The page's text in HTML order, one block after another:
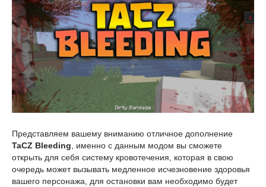
Представляем вашему вниманию отличное дополнение
TaCZ Bleeding, именно с данным модом вы сможете
открыть для себя систему кровотечения, которая в свою
очередь может вызывать медленное исчезновение здоровья
вашего персонажа, для остановки вам необходимо будет